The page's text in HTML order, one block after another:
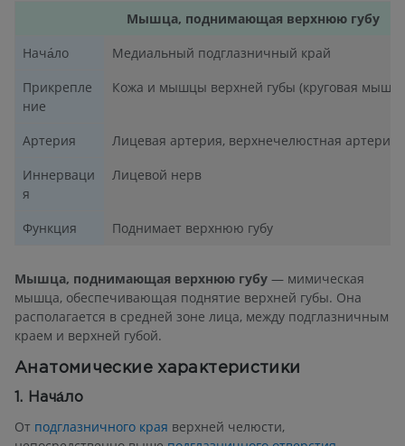
Мышца, поднимающая верхнюю губу
Нача́ло
Медиальный подглазничный край
Прикрепле
ние
Кожа и мышцы верхней губы (круговая
Артерия
Лицевая артерия, верхнечелюстная артерия
Иннерваци
я
Лицевой нерв
Функция Поднимает верхнюю губу
Мышца, поднимающая верхнюю губу — мимическая
мышца, обеспечивающая поднятие верхней губы. Она
располагается в средней зоне лица, между подглазничным
краем и верхней губой.
Анатомические характеристики
1. Нача́ло
От подглазничного края верхней челюсти,